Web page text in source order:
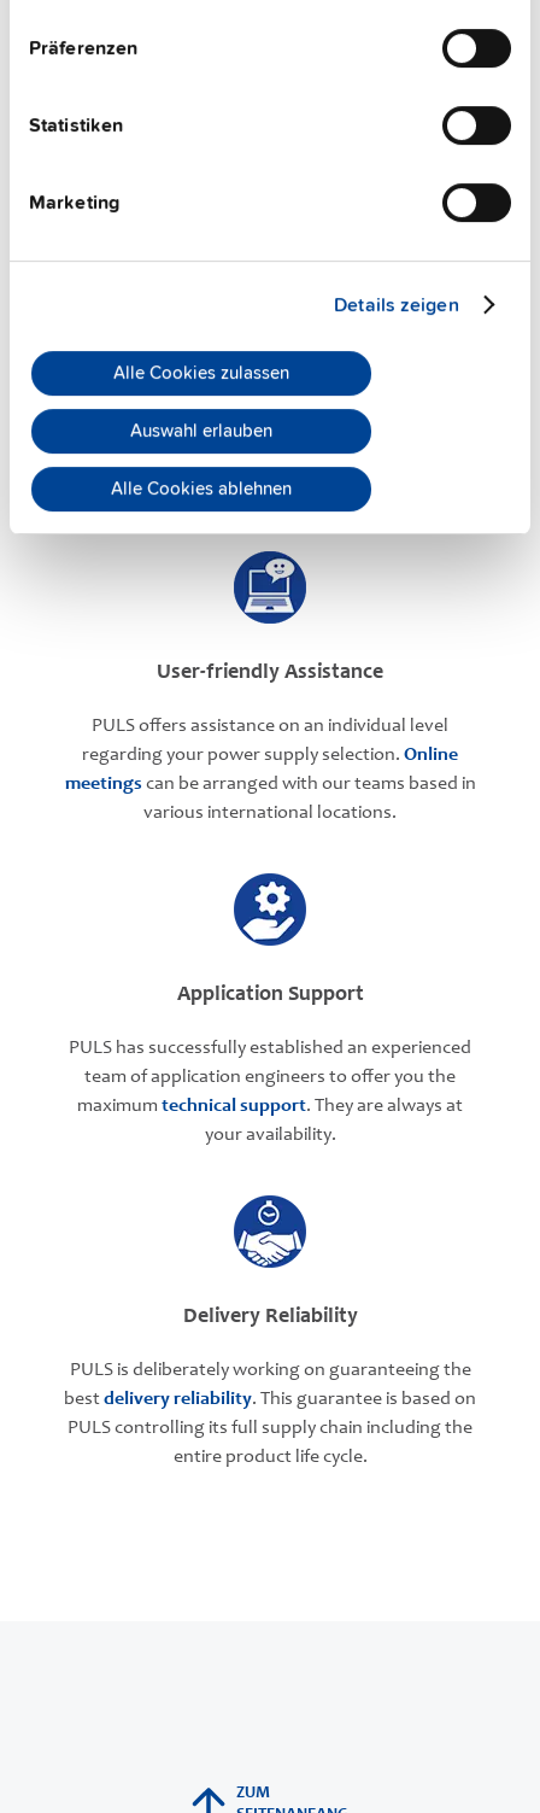
Präferenzen
Statistiken
Marketing
Details zeigen
Alle Cookies zulassen
Auswahl erlauben
Alle Cookies ablehnen
Features
Kommerzielle Daten
This video is hosted by external service. By continuing,
you agree to the external service's privacy policy.
See privacy policy for details
PULS Services
User-friendly Assistance
PULS offers assistance on an individual level
regarding your power supply selection. Online
meetings can be arranged with our teams based in
various international locations.
Application Support
PULS has successfully established an experienced
team of application engineers to offer you the
maximum technical support. They are always at
your availability.
Delivery Reliability
PULS is deliberately working on guaranteeing the
bestdelivery reliability. This guarantee is based on
PULS controlling its full supply chain including the
entire product life cycle.
ZUM